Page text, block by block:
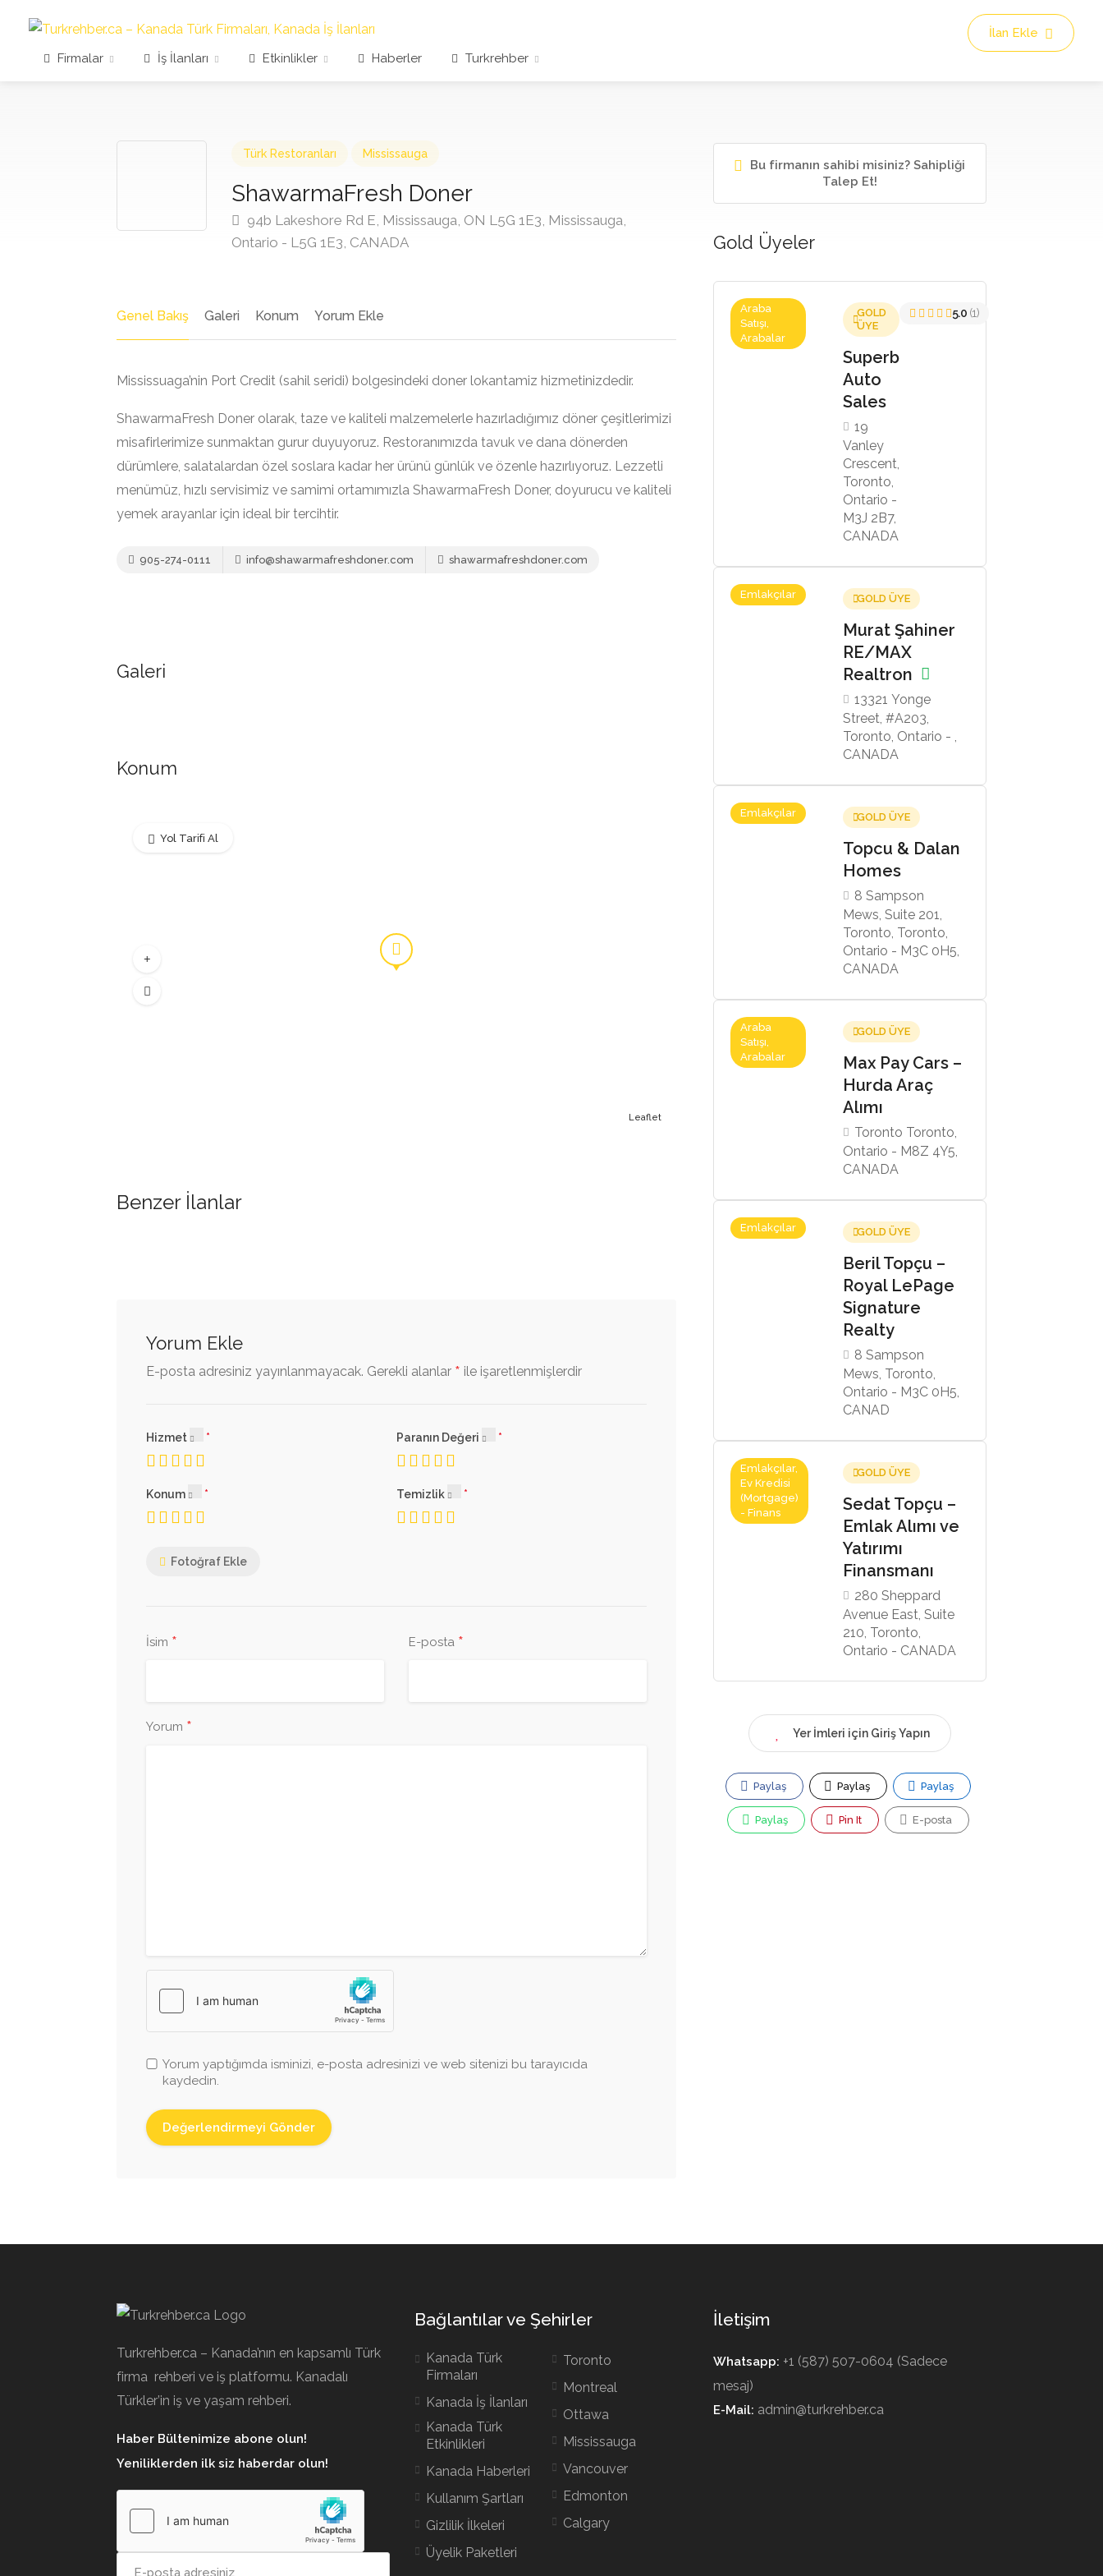
Firmalar İş İlanları Etkinlikler Haberler Turkrehber
İlan Ekle
Türk Restoranları Mississauga
ShawarmaFresh Doner
94b Lakeshore Rd E, Mississauga, ON L5G 1E3, Mississauga,
Ontario - L5G 1E3, CANADA
Genel Bakış Galeri Konum Yorum Ekle
Mississuaga’nin Port Credit (sahil seridi) bolgesindeki doner lokantamiz hizmetinizdedir.
ShawarmaFresh Doner olarak, taze ve kaliteli malzemelerle hazırladığımız döner çeşitlerimizi
misafirlerimize sunmaktan gurur duyuyoruz. Restoranımızda tavuk ve dana dönerden
dürümlere, salatalardan özel soslara kadar her ürünü günlük ve özenle hazırlıyoruz. Lezzetli
menümüz, hızlı servisimiz ve samimi ortamımızla ShawarmaFresh Doner, doyurucu ve kaliteli
yemek arayanlar için ideal bir tercihtir.
905-274-0111 info@shawarmafreshdoner.com shawarmafreshdoner.com
Galeri
Konum
Leaflet
Yol Tarifi Al
Benzer İlanlar
Yorum Ekle
E-posta adresiniz yayınlanmayacak. Gerekli alanlar * ile işaretlenmişlerdir
Hizmet Paranın Değeri
Konum Temizlik
Fotoğraf Ekle
İsim * E-posta *
Yorum *
Yorum yaptığımda isminizi, e-posta adresinizi ve web sitenizi bu tarayıcıda
kaydedin.
Bu firmanın sahibi misiniz? Sahipliği
Talep Et!
Gold Üyeler
Araba
Satışı,
Arabalar
GOLD
ÜYE
Superb
Auto
Sales
19
Vanley
Crescent,
Toronto,
Ontario -
M3J 2B7,
CANADA
5.0 (1)
Emlakçılar GOLD ÜYE
Murat Şahiner
RE/MAX
Realtron
13321 Yonge
Street, #A203,
Toronto, Ontario - ,
CANADA
Emlakçılar GOLD ÜYE
Topcu & Dalan
Homes
8 Sampson
Mews, Suite 201,
Toronto, Toronto,
Ontario - M3C 0H5,
CANADA
Araba
Satışı,
Arabalar
GOLD ÜYE
Max Pay Cars –
Hurda Araç
Alımı
Toronto Toronto,
Ontario - M8Z 4Y5,
CANADA
Emlakçılar GOLD ÜYE
Beril Topçu –
Royal LePage
Signature
Realty
8 Sampson
Mews, Toronto,
Ontario - M3C 0H5,
CANAD
Emlakçılar,
Ev Kredisi
(Mortgage)
- Finans
GOLD ÜYE
Sedat Topçu –
Emlak Alımı ve
Yatırımı
Finansmanı
280 Sheppard
Avenue East, Suite
210, Toronto,
Ontario - CANADA
Yer İmleri için Giriş Yapın
Paylaş Paylaş Paylaş
Paylaş Pin It E-posta
Turkrehber.ca – Kanada’nın en kapsamlı Türk
firma rehberi ve iş platformu. Kanadalı
Türkler’in iş ve yaşam rehberi.
Haber Bültenimize abone olun!
Yeniliklerden ilk siz haberdar olun!
Bağlantılar ve Şehirler
Kanada Türk
Firmaları
Kanada İş İlanları
Kanada Türk
Etkinlikleri
Kanada Haberleri
Kullanım Şartları
Gizlilik İlkeleri
Üyelik Paketleri
Toronto
Montreal
Ottawa
Mississauga
Vancouver
Edmonton
Calgary
İletişim
Whatsapp: +1 (587) 507-0604 (Sadece
mesaj)
E-Mail: admin@turkrehber.ca